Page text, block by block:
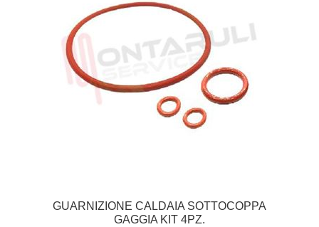
GUARNIZIONE CALDAIA SOTTOCOPPA
GAGGIA KIT 4PZ.